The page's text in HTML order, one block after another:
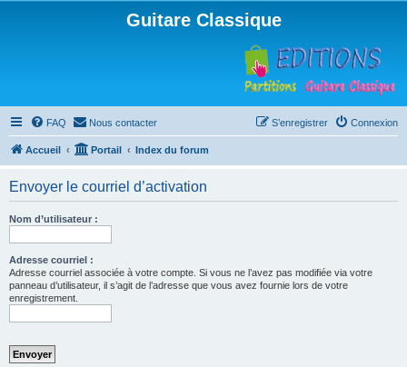
Guitare Classique
FAQ Nous contacter Connexion
S’enregistrer
Accueil Portail Index du forum
Envoyer le courriel d’activation
Nom d’utilisateur :
Adresse courriel :
Adresse courriel associée à votre compte. Si vous ne l’avez pas modifiée via votre
panneau d’utilisateur, il s’agit de l’adresse que vous avez fournie lors de votre
enregistrement.